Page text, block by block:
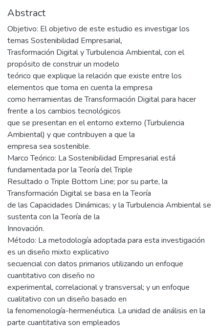
Abstract
Objetivo: El objetivo de este estudio es investigar los
temas Sostenibilidad Empresarial,
Trasformación Digital y Turbulencia Ambiental, con el
propósito de construir un modelo
teórico que explique la relación que existe entre los
elementos que toma en cuenta la empresa
como herramientas de Transformación Digital para hacer
frente a los cambios tecnológicos
que se presentan en el entorno externo (Turbulencia
Ambiental) y que contribuyen a que la
empresa sea sostenible.
Marco Teórico: La Sostenibilidad Empresarial está
fundamentada por la Teoría del Triple
Resultado o Triple Bottom Line; por su parte, la
Transformación Digital se basa en la Teoría
de las Capacidades Dinámicas; y la Turbulencia Ambiental se
sustenta con la Teoría de la
Innovación.
Método: La metodología adoptada para esta investigación
es un diseño mixto explicativo
secuencial con datos primarios utilizando un enfoque
cuantitativo con diseño no
experimental, correlacional y transversal; y un enfoque
cualitativo con un diseño basado en
la fenomenología-hermenéutica. La unidad de análisis en la
parte cuantitativa son empleados